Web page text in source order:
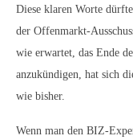
Diese klaren Worte
der Offenmarkt-
wie erwartet, das Ende
anzukündigen, hat sich
wie bisher.
Wenn man den BIZ-